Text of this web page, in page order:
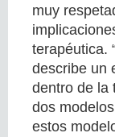
muy
terapéutica.
describe un
dentro de la
dos
estos